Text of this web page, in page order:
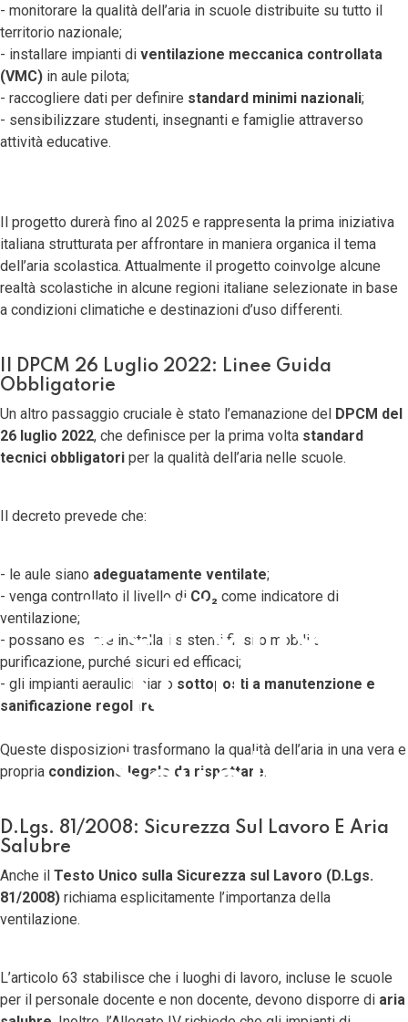
Qualità
Dell’aria
Nelle
Scuole
- monitorare la qualità dell’aria in scuole distribuite su tutto il
territorio nazionale;
- installare impianti di ventilazione meccanica controllata
(VMC) in aule pilota;
- raccogliere dati per definire standard minimi nazionali;
- sensibilizzare studenti, insegnanti e famiglie attraverso
attività educative.
Il progetto durerà fino al 2025 e rappresenta la prima iniziativa
italiana strutturata per affrontare in maniera organica il tema
dell’aria scolastica. Attualmente il progetto coinvolge alcune
realtà scolastiche in alcune regioni italiane selezionate in base
a condizioni climatiche e destinazioni d’uso differenti.
Il DPCM 26 Luglio 2022: Linee Guida
Obbligatorie
Un altro passaggio cruciale è stato l’emanazione del DPCM del
26 luglio 2022, che definisce per la prima volta standard
tecnici obbligatori per la qualità dell’aria nelle scuole.
Il decreto prevede che:
- le aule siano adeguatamente ventilate;
- venga controllato il livello di CO₂ come indicatore di
ventilazione;
- possano essere installati sistemi fissi o mobili di
purificazione, purché sicuri ed efficaci;
- gli impianti aeraulici siano sottoposti a manutenzione e
sanificazione regolare
Queste disposizioni trasformano la qualità dell’aria in una vera e
propria condizione legale da rispettare.
D.Lgs. 81/2008: Sicurezza Sul Lavoro E Aria
Salubre
Anche il Testo Unico sulla Sicurezza sul Lavoro (D.Lgs.
81/2008) richiama esplicitamente l’importanza della
ventilazione.
L’articolo 63 stabilisce che i luoghi di lavoro, incluse le scuole
per il personale docente e non docente, devono disporre di aria